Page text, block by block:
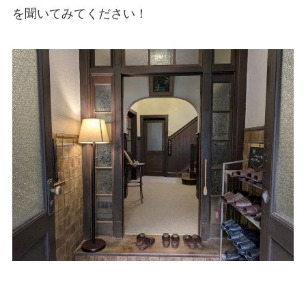
を聞いてみてください！